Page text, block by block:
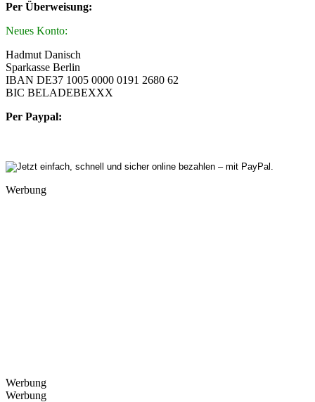
Per Überweisung:
Neues Konto:
Hadmut Danisch
Sparkasse Berlin
IBAN DE37 1005 0000 0191 2680 62
BIC BELADEBEXXX
Per Paypal:
Werbung
Werbung
Werbung